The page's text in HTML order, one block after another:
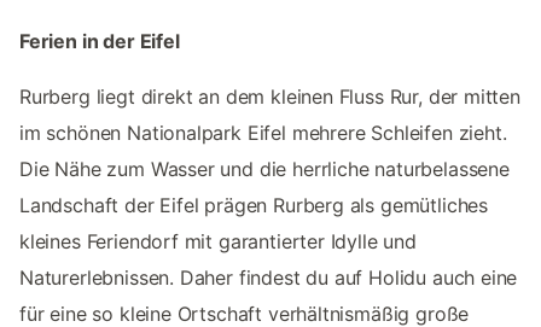
Ferien in der Eifel
Rurberg liegt direkt an dem kleinen Fluss Rur, der mitten
im schönen Nationalpark Eifel mehrere Schleifen zieht.
Die Nähe zum Wasser und die herrliche naturbelassene
Landschaft der Eifel prägen Rurberg als gemütliches
kleines Feriendorf mit garantierter Idylle und
Naturerlebnissen. Daher findest du auf Holidu auch eine
für eine so kleine Ortschaft verhältnismäßig große